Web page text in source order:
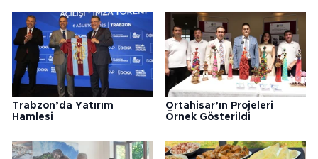
Trabzon’da Yatırım
Hamlesi
Ortahisar’ın Projeleri
Örnek Gösterildi